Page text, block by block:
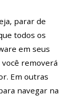
parar de
todos os
em seus
removerá
Em outras
navegar na